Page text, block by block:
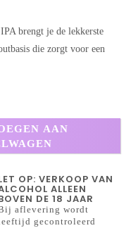
brengt je de lekkerste
die zorgt voor een
AAN
OP: VERKOOP VAN
ALLEEN
DE 18 JAAR
aflevering wordt
gecontroleerd